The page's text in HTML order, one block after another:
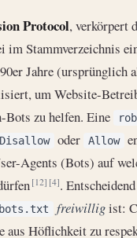
Protocol, verkörpert
im Stammverzeichnis
Jahre (ursprünglich
um Website-
Bots zu helfen. Eine
Disallow oder Allow
Agents (Bots) auf
[12] [4].
freiwilligist:
aus Höflichkeit zu